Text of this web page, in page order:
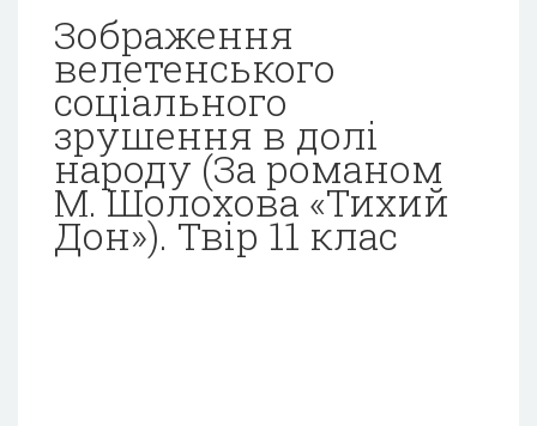
Зображення
велетенського
соціального
зрушення в долі
народу (За романом
М. Шолохова «Тихий
Дон»). Твір 11 клас